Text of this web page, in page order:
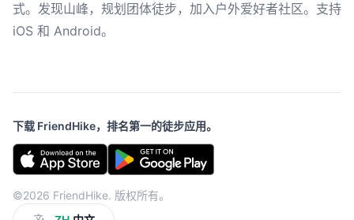
式。发现山峰，规划团体徒步，加入户外爱好者社区。支持
iOS 和 Android。
下载 FriendHike，排名第一的徒步应用。
©2026 FriendHike. 版权所有。